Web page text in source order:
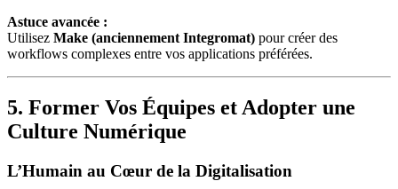
Astuce avancée :
Utilisez Make (anciennement Integromat) pour créer des
workflows complexes entre vos applications préférées.
5. Former Vos Équipes et Adopter une
Culture Numérique
L’Humain au Cœur de la Digitalisation